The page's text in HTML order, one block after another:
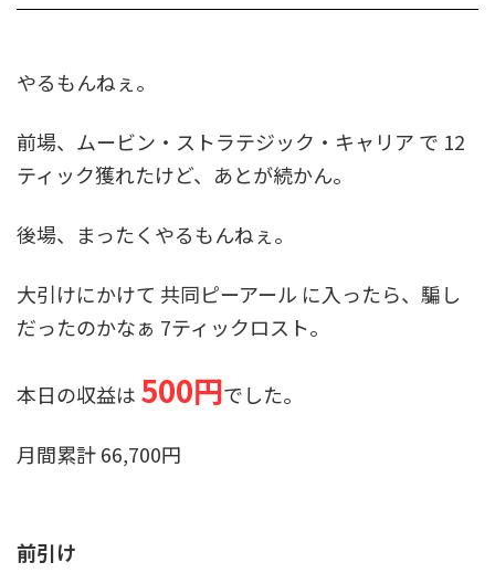
やるもんねぇ。
前場、ムービン・ストラテジック・キャリア で 12
ティック獲れたけど、あとが続かん。
後場、まったくやるもんねぇ。
大引けにかけて 共同ピーアール に入ったら、騙し
だったのかなぁ 7ティックロスト。
本日の収益は 500円でした。
月間累計 66,700円
前引け